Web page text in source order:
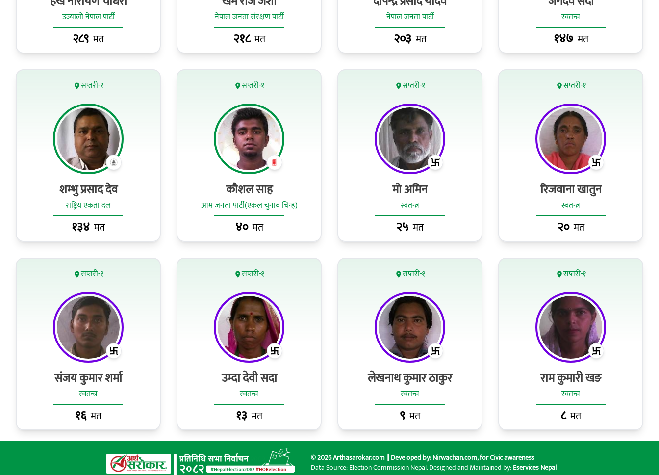
उज्यालो नेपाल पार्टी
२८९ मत
नेपाल जनता संरक्षण पार्टी
२१८मत
नेपाल जनता पार्टी
२०३ मत
स्वतन्त्र
१४७ मत
सप्तरी-१
शम्भु प्रसाद देव
राष्ट्रिय एकता दल
१३४ मत
सप्तरी-१
कौशल साह
आम जनता पार्टी(एकल चुनाव चिन्ह)
४० मत
सप्तरी-१
मो अमिन
स्वतन्त्र
२५ मत
सप्तरी-१
रिजवाना खातुन
स्वतन्त्र
२० मत
सप्तरी-१
संजय कुमार शर्मा
स्वतन्त्र
१६ मत
सप्तरी-१
उम्दा देवी सदा
स्वतन्त्र
१३ मत
सप्तरी-१
लेखनाथ कुमार ठाकुर
स्वतन्त्र
९ मत
सप्तरी-१
राम कुमारी खङ
स्वतन्त्र
८ मत
© 2026 Arthasarokar.com || Developed by:Nirwachan.com, for Civic awareness
Data Source: Election Commission Nepal. Designed and Maintained by:Eservices Nepal